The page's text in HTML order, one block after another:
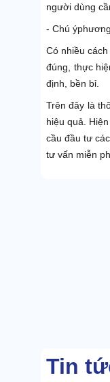
người dùng
- Chú ýp
Có nhiều
đúng, thực
định, bền bỉ.
Trên đây là
hiệu quả.
cầu đầu tư
tư vấn miễn
Tin